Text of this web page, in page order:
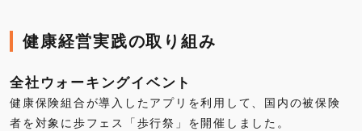
健康経営実践の取り組み
全社ウォーキングイベント
健康保険組合が導入したアプリを利用して、国内の被保険
者を対象に歩フェス「歩行祭」を開催しました。